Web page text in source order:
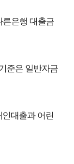
른은행 대출금
준은 일반자금
대출과 어린